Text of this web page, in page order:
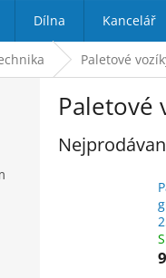
Dílna Kancelář
Paletové
Paletové